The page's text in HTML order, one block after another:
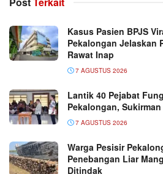
Kasus Pasien BPJS
Pekalongan Jelaskan
Rawat Inap
7 AGUSTUS 2026
Lantik 40 Pejabat
Pekalongan,
7 AGUSTUS 2026
Warga Pesisir
Penebangan Liar
Ditindak